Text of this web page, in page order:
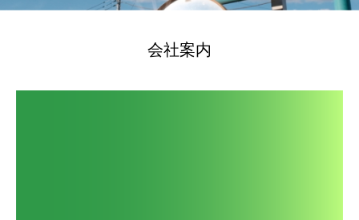
会社案内